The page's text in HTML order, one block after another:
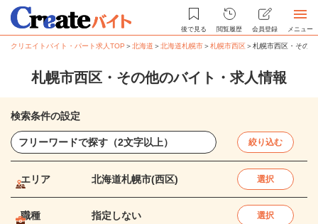
後で見る 閲覧履歴 会員登録 メニュー
クリエイトバイト・パート求人TOP ＞北海道 ＞北海道札幌市＞札幌市西区＞札幌市西区・その
札幌市西区・その他のバイト・求人情報
検索条件の設定
絞り込む
エリア 北海道札幌市(西区) 選択
職種 指定しない 選択